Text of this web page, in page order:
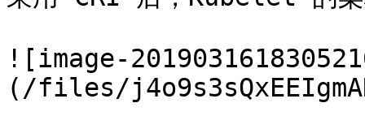
![image-
(/files/